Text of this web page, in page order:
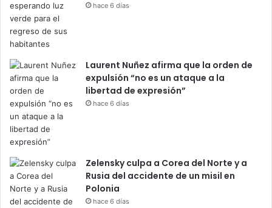
hace 6 días
Laurent Nuñez afirma que la orden de
expulsión “no es un ataque a la
libertad de expresión”
hace 6 días
Zelensky culpa a Corea del Norte y a
Rusia del accidente de un misil en
Polonia
hace 6 días